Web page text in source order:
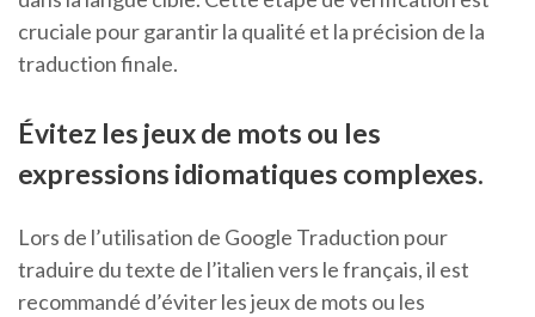
cruciale pour garantir la qualité et la précision de la
traduction finale.
Évitez les jeux de mots ou les
expressions idiomatiques complexes.
Lors de l’utilisation de Google Traduction pour
traduire du texte de l’italien vers le français, il est
recommandé d’éviter les jeux de mots ou les